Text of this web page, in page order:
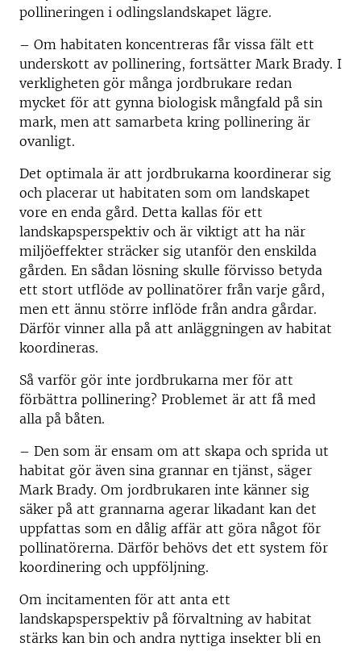
pollineringen i odlingslandskapet lägre.
– Om habitaten koncentreras får vissa fält ett
underskott av pollinering, fortsätter Mark Brady. I
verkligheten gör många jordbrukare redan
mycket för att gynna biologisk mångfald på sin
mark, men att samarbeta kring pollinering är
ovanligt.
Det optimala är att jordbrukarna koordinerar sig
och placerar ut habitaten som om landskapet
vore en enda gård. Detta kallas för ett
landskapsperspektiv och är viktigt att ha när
miljöeffekter sträcker sig utanför den enskilda
gården. En sådan lösning skulle förvisso betyda
ett stort utflöde av pollinatörer från varje gård,
men ett ännu större inflöde från andra gårdar.
Därför vinner alla på att anläggningen av habitat
koordineras.
Så varför gör inte jordbrukarna mer för att
förbättra pollinering? Problemet är att få med
alla på båten.
– Den som är ensam om att skapa och sprida ut
habitat gör även sina grannar en tjänst, säger
Mark Brady. Om jordbrukaren inte känner sig
säker på att grannarna agerar likadant kan det
uppfattas som en dålig affär att göra något för
pollinatörerna. Därför behövs det ett system för
koordinering och uppföljning.
Om incitamenten för att anta ett
landskapsperspektiv på förvaltning av habitat
stärks kan bin och andra nyttiga insekter bli en